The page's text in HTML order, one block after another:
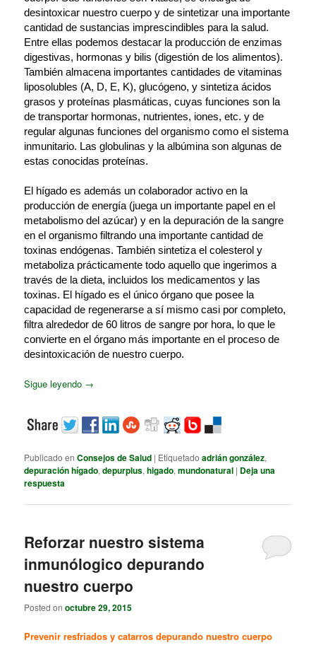
desintoxicar nuestro cuerpo y de sintetizar una importante
cantidad de sustancias imprescindibles para la salud.
Entre ellas podemos destacar la producción de enzimas
digestivas, hormonas y bilis (digestión de los alimentos).
También almacena importantes cantidades de vitaminas
liposolubles (A, D, E, K), glucógeno, y sintetiza ácidos
grasos y proteínas plasmáticas, cuyas funciones son la
de transportar hormonas, nutrientes, iones, etc. y de
regular algunas funciones del organismo como el sistema
inmunitario. Las globulinas y la albúmina son algunas de
estas conocidas proteínas.
El hígado es además un colaborador activo en la
producción de energía (juega un importante papel en el
metabolismo del azúcar) y en la depuración de la sangre
en el organismo filtrando una importante cantidad de
toxinas endógenas. También sintetiza el colesterol y
metaboliza prácticamente todo aquello que ingerimos a
través de la dieta, incluidos los medicamentos y las
toxinas. El hígado es el único órgano que posee la
capacidad de regenerarse a sí mismo casi por completo,
filtra alrededor de 60 litros de sangre por hora, lo que le
convierte en el órgano más importante en el proceso de
desintoxicación de nuestro cuerpo.
Sigue leyendo →
Publicado en Consejos de Salud | Etiquetado adrián gonzález,
depuración hígado,depurplus,higado,mundonatural | Deja una
respuesta
Reforzar nuestro sistema
inmunólogico depurando
nuestro cuerpo
Posted onoctubre 29, 2015
Prevenir resfriados y catarros depurando nuestro cuerpo